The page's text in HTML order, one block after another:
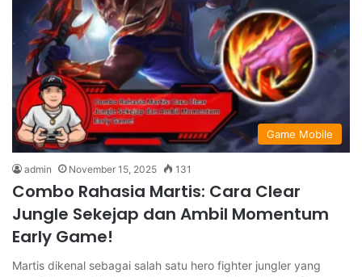
Game Mobile
admin November 15, 2025 131
Combo Rahasia Martis: Cara Clear
Jungle Sekejap dan Ambil Momentum
Early Game!
Martis dikenal sebagai salah satu hero fighter jungler yang